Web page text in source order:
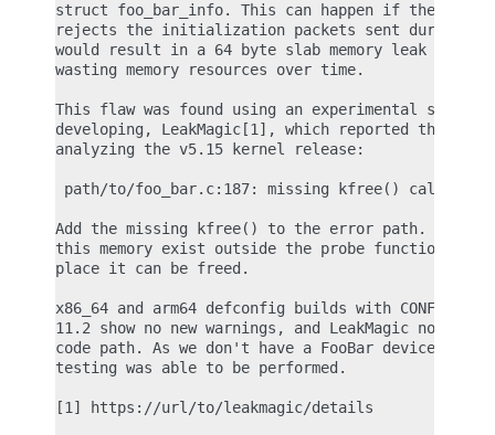
struct foo_bar_info. This can happen if the
rejects the initialization packets sent during
would result in a 64 byte slab memory leak once
wasting memory resources over time.
This flaw was found using an experimental static
developing, LeakMagic[1], which reported the
analyzing the v5.15 kernel release:
path/to/foo_bar.c:187: missing kfree() call?
Add the missing kfree() to the error path. No
this memory exist outside the probe function,
place it can be freed.
x86_64 and arm64 defconfig builds with
11.2 show no new warnings, and LeakMagic no
code path. As we don't have a FooBar device to
testing was able to be performed.
[1] https://url/to/leakmagic/details